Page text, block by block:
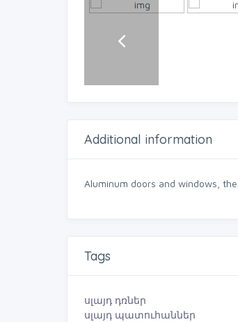
Additional information
Aluminum doors and windows,
Tags
սլայդ դռներ
սլայդ պատուհաններ